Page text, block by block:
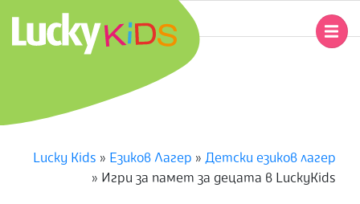
content
U
CLucky Kids » Езиков Лагер » Детски езиков лагер
» Игри за памет за децата в LuckyKids